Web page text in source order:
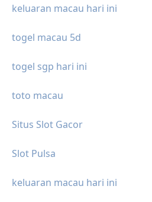
keluaran macau hari ini
togel macau 5d
togel sgp hari ini
toto macau
Situs Slot Gacor
Slot Pulsa
keluaran macau hari ini